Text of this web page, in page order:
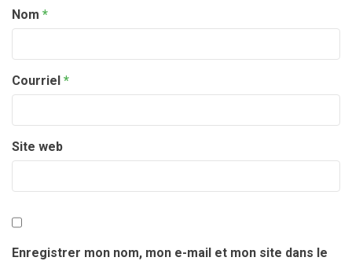
Nom *
Courriel *
Site web
Enregistrer mon nom, mon e-mail et mon site dans le